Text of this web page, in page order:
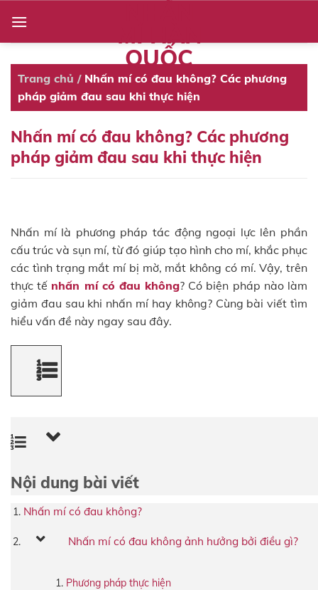
content
MÍ HÀN
QUỐC
Trang chủ / Nhấn mí có đau không? Các phương
pháp giảm đau sau khi thực hiện
Nhấn mí có đau không? Các phương
pháp giảm đau sau khi thực hiện
Nhấn mí là phương pháp tác động ngoại lực lên phần
cấu trúc và sụn mí, từ đó giúp tạo hình cho mí, khắc phục
các tình trạng mắt mí bị mờ, mắt không có mí. Vậy, trên
thực tếnhấn mí có đau không? Có biện pháp nào làm
giảm đau sau khi nhấn mí hay không? Cùng bài viết tìm
hiểu vấn đề này ngay sau đây.
Nội dung bài viết
Nhấn mí có đau không?
Nhấn mí có đau không ảnh hưởng bởi điều gì?
Phương pháp thực hiện